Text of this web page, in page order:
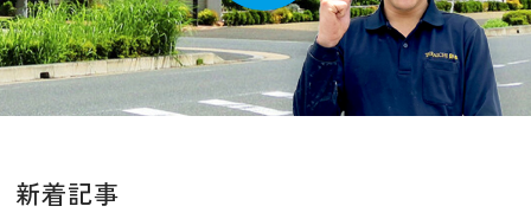
新着記事